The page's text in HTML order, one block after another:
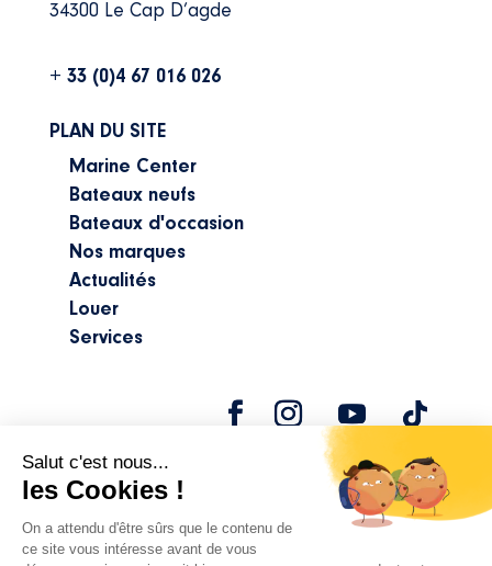
34300 Le Cap D’agde
+ 33 (0)4 67 016 026
PLAN DU SITE
Marine Center
Bateaux neufs
Bateaux d'occasion
Nos marques
Actualités
Louer
Services
©2024 Marine Center |Mentions légales